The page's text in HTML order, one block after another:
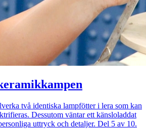
två identiska lampfötter i lera som kan
Dessutom väntar ett känsloladdat
uttryck och detaljer. Del 5 av 10.